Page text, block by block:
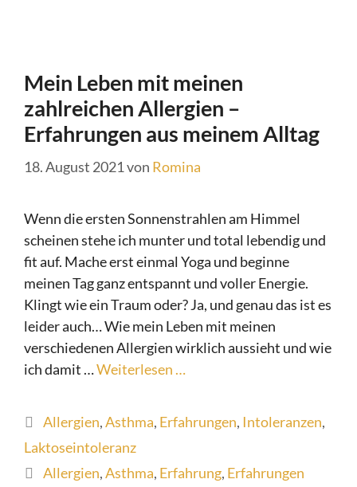
Mein Leben mit meinen
zahlreichen Allergien –
Erfahrungen aus meinem Alltag
18. August 2021von Romina
Wenn die ersten Sonnenstrahlen am Himmel
scheinen stehe ich munter und total lebendig und
fit auf. Mache erst einmal Yoga und beginne
meinen Tag ganz entspannt und voller Energie.
Klingt wie ein Traum oder? Ja, und genau das ist es
leider auch… Wie mein Leben mit meinen
verschiedenen Allergien wirklich aussieht und wie
ich damit …Weiterlesen …
Kategorien
Allergien,Asthma, Erfahrungen, Intoleranzen,
Laktoseintoleranz
Schlagwörter
Allergien,Asthma, Erfahrung, Erfahrungen